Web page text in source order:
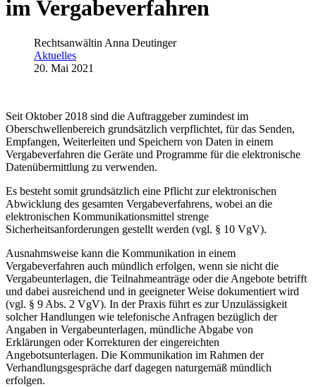
im Vergabeverfahren
Rechtsanwältin Anna Deutinger
Aktuelles
20. Mai 2021
Seit Oktober 2018 sind die Auftraggeber zumindest im
Oberschwellenbereich grundsätzlich verpflichtet, für das Senden,
Empfangen, Weiterleiten und Speichern von Daten in einem
Vergabeverfahren die Geräte und Programme für die elektronische
Datenübermittlung zu verwenden.
Es besteht somit grundsätzlich eine Pflicht zur elektronischen
Abwicklung des gesamten Vergabeverfahrens, wobei an die
elektronischen Kommunikationsmittel strenge
Sicherheitsanforderungen gestellt werden (vgl. § 10 VgV).
Ausnahmsweise kann die Kommunikation in einem
Vergabeverfahren auch mündlich erfolgen, wenn sie nicht die
Vergabeunterlagen, die Teilnahmeanträge oder die Angebote betrifft
und dabei ausreichend und in geeigneter Weise dokumentiert wird
(vgl. § 9 Abs. 2 VgV). In der Praxis führt es zur Unzulässigkeit
solcher Handlungen wie telefonische Anfragen bezüglich der
Angaben in Vergabeunterlagen, mündliche Abgabe von
Erklärungen oder Korrekturen der eingereichten
Angebotsunterlagen. Die Kommunikation im Rahmen der
Verhandlungsgespräche darf dagegen naturgemäß mündlich
erfolgen.